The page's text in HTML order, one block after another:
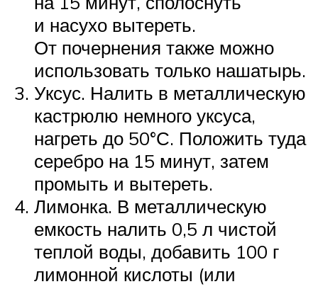
и насухо вытереть.
От почернения также можно
использовать только нашатырь.
Уксус. Налить в металлическую
кастрюлю немного уксуса,
нагреть до 50°С. Положить туда
серебро на 15 минут, затем
промыть и вытереть.
Лимонка. В металлическую
емкость налить 0,5 л чистой
теплой воды, добавить 100 г
лимонной кислоты (или